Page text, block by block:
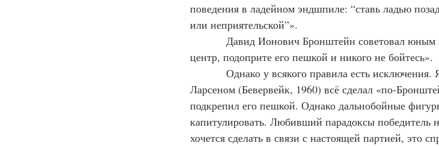
поведения в ладейном эндшпиле: “ставь ладью
или неприятельской”».
центр, подоприте его пешкой и никого не бойтесь».
Ларсеном (Бевервейк, 1960) всё сделал «по-
подкрепил его пешкой. Однако дальнобойные
капитулировать. Любивший парадоксы победитель
хочется сделать в связи с настоящей партией, это